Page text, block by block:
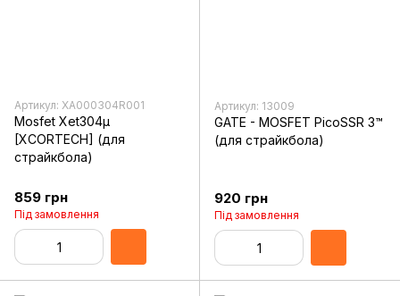
Артикул: XA000304R001
Mosfet Xet304µ
[XCORTECH] (для
страйкбола)
859 грн
Під замовлення
Артикул: 13009
GATE - MOSFET PicoSSR 3™
(для страйкбола)
920 грн
Під замовлення